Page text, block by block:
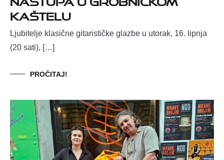
Kaštelu
Ljubitelje klasične gitarističke glazbe u utorak, 16. lipnja
(20 sati), […]
PROČITAJ!